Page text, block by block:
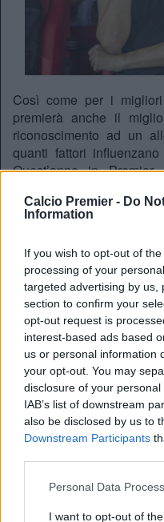
Calcio Premier - Do
Information
If you wish to opt-out of
processing of your
targeted advertising by us,
section to confirm your
opt-out request is
interest-based ads based
us or personal information
your opt-out. You may
disclosure of your
IAB’s list of downstream
also be disclosed by us to
Downstream Participants
Personal Data
I want to opt-out of
Così come per i
premierà anche il
riconoscimento ad un
quanti fattori
Quest’anno in
rivelazione, che in
posto tra le grandi. Ecco
🔴 Arteta
👹 Carrick
🔵 Guardiola
🍒 Iraola
🐈‍⬛ Le Bris
Get voting for your
Season 👇
— Premier League
I nomi
Si parte dall’usato
nonostante i